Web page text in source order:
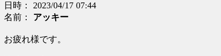
日時： 2023/04/17 07:44
名前： アッキー
お疲れ様です。